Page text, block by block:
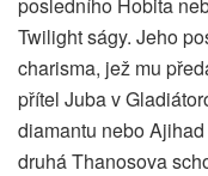
Twilight ságy. Jeho
charisma, jež mu
přítel Juba v
diamantu nebo
druhá Thanosova